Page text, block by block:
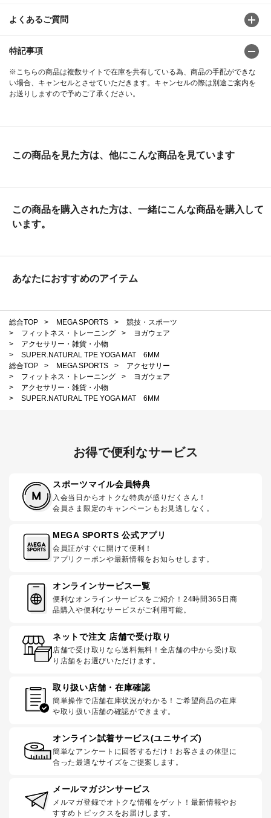
よくあるご質問
特記事項
※こちらの商品は複数サイトで在庫を共有している為、商品の手配ができな
い場合、キャンセルとさせていただきます。キャンセルの際は別途ご案内を
お送りしますので予めご了承ください。
この商品を見た方は、他にこんな商品を見ています
この商品を購入された方は、一緒にこんな商品を購入して
います。
あなたにおすすめのアイテム
総合TOP > MEGA SPORTS >
競技・スポーツ
>
フィットネス・トレーニング >
ヨガウェア
>
アクセサリー・雑貨・小物
>
SUPER.NATURAL TPE YOGA MAT 6MM
総合TOP
> MEGA SPORTS >
アクセサリー
>
フィットネス・トレーニング >
ヨガウェア
>
アクセサリー・雑貨・小物
>
SUPER.NATURAL TPE YOGA MAT 6MM
お得で便利なサービス
スポーツマイル会員特典
入会当日からオトクな特典が盛りだくさん！
会員さま限定のキャンペーンもお見逃しなく。
MEGA SPORTS 公式アプリ
会員証がすぐに開けて便利！
アプリクーポンや最新情報をお知らせします。
オンラインサービス一覧
便利なオンラインサービスをご紹介！24時間365日商
品購入や便利なサービスがご利用可能。
ネットで注文 店舗で受け取り
店舗で受け取りなら送料無料！全店舗の中から受け取
り店舗をお選びいただけます。
取り扱い店舗・在庫確認
簡単操作で店舗在庫状況がわかる！ご希望商品の在庫
や取り扱い店舗の確認ができます。
オンライン試着サービス(ユニサイズ)
簡単なアンケートに回答するだけ！お客さまの体型に
合った最適なサイズをご提案します。
メールマガジンサービス
メルマガ登録でオトクな情報をゲット！最新情報やお
すすめトピックスをお届けします。